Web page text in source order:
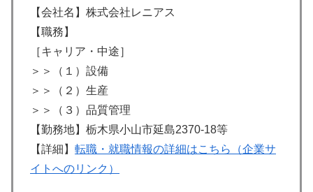
【会社名】株式会社レニアス
【職務】
［キャリア・中途］
＞＞（１）設備
＞＞（２）生産
＞＞（３）品質管理
【勤務地】栃木県小山市延島2370-18等
【詳細】 転職・就職情報の詳細はこちら（企業サ
イトへのリンク）